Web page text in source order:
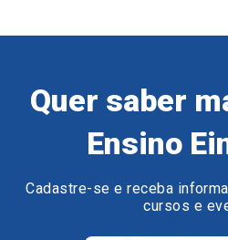
Quer saber
Ensino
Cadastre-se e receba
cursos e